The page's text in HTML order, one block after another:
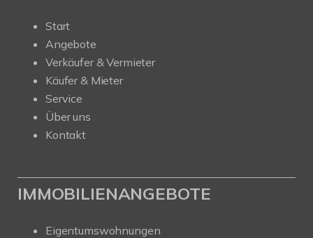
Start
Angebote
Verkäufer & Vermieter
Käufer & Mieter
Service
Über uns
Kontakt
IMMOBILIENANGEBOTE
Eigentumswohnungen